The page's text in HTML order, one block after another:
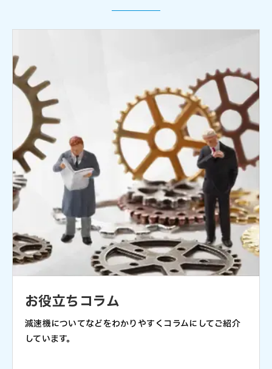
お役立ちコラム
減速機についてなどをわかりやすくコラムにしてご紹介
しています。